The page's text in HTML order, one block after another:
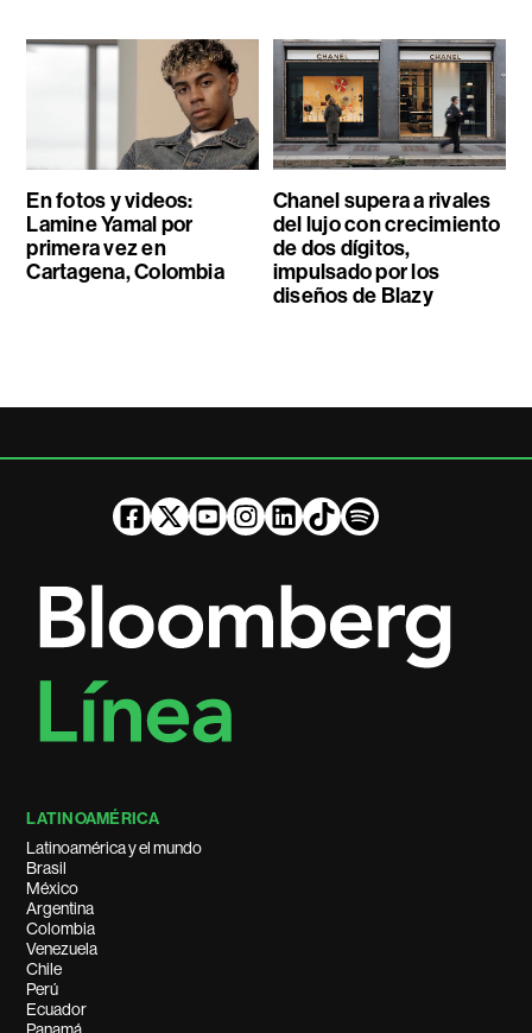
En fotos y videos:
Lamine Yamal por
primera vez en
Cartagena, Colombia
Chanel supera a rivales
del lujo con crecimiento
de dos dígitos,
impulsado por los
diseños de Blazy
LATINOAMÉRICA
Latinoamérica y el mundo
Brasil
México
Argentina
Colombia
Venezuela
Chile
Perú
Ecuador